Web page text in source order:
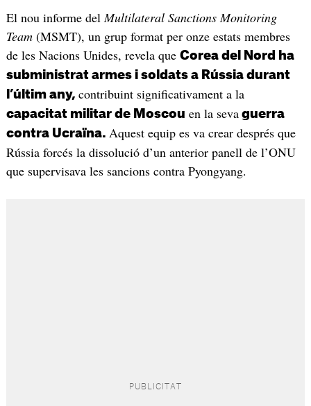
El nou informe delMultilateral Sanctions Monitoring
Team(MSMT), un grup format per onze estats membres
de les Nacions Unides, revela que Corea del Nord ha
subministrat armes i soldats a Rússia durant
l’últim any, contribuint significativament a la
capacitat militar de Moscou en la sevaguerra
contra Ucraïna. Aquest equip es va crear després que
Rússia forcés la dissolució d’un anterior panell de l’ONU
que supervisava les sancions contra Pyongyang.